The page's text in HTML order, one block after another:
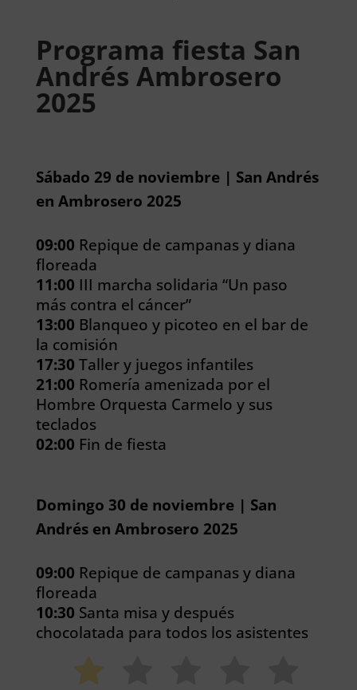
Programa fiesta San
Andrés Ambrosero
2025
Sábado 29 de noviembre | San Andrés
en Ambrosero 2025
09:00 Repique de campanas y diana
floreada
11:00 III marcha solidaria “Un paso
más contra el cáncer”
13:00 Blanqueo y picoteo en el bar de
la comisión
17:30 Taller y juegos infantiles
21:00 Romería amenizada por el
Hombre Orquesta Carmelo y sus
teclados
02:00 Fin de fiesta
Domingo 30 de noviembre | San
Andrés en Ambrosero 2025
09:00 Repique de campanas y diana
floreada
10:30 Santa misa y después
chocolatada para todos los asistentes